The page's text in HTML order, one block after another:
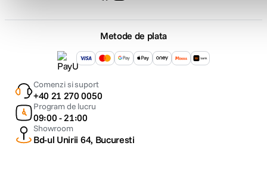
Metode de plata
Comenzi si suport
+40 21 270 0050
Program de lucru
09:00 - 21:00
Showroom
Bd-ul Unirii 64, Bucuresti